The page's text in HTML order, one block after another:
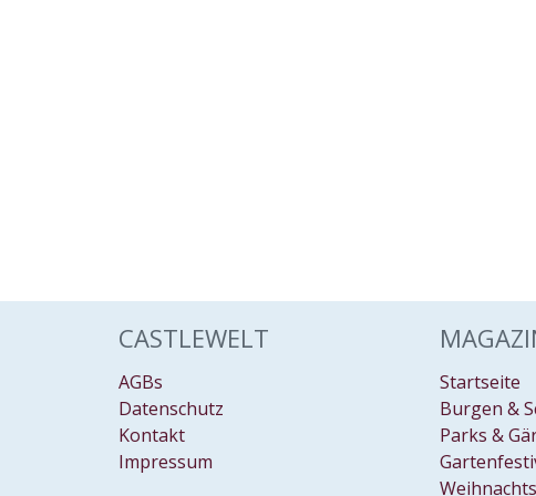
CASTLEWELT
AGBs
Datenschutz
Kontakt
Impressum
Startseite
Burgen &
Parks &